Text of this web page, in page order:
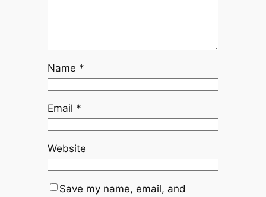
Name *
Email *
Website
Save my name, email, and